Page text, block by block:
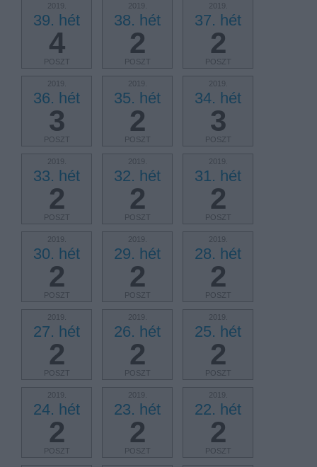
2019.
39. hét
4
POSZT
2019.
38. hét
2
POSZT
2019.
37. hét
2
POSZT
2019.
36. hét
3
POSZT
2019.
35. hét
2
POSZT
2019.
34. hét
3
POSZT
2019.
33. hét
2
POSZT
2019.
32. hét
2
POSZT
2019.
31. hét
2
POSZT
2019.
30. hét
2
POSZT
2019.
29. hét
2
POSZT
2019.
28. hét
2
POSZT
2019.
27. hét
2
POSZT
2019.
26. hét
2
POSZT
2019.
25. hét
2
POSZT
2019.
24. hét
2
POSZT
2019.
23. hét
2
POSZT
2019.
22. hét
2
POSZT